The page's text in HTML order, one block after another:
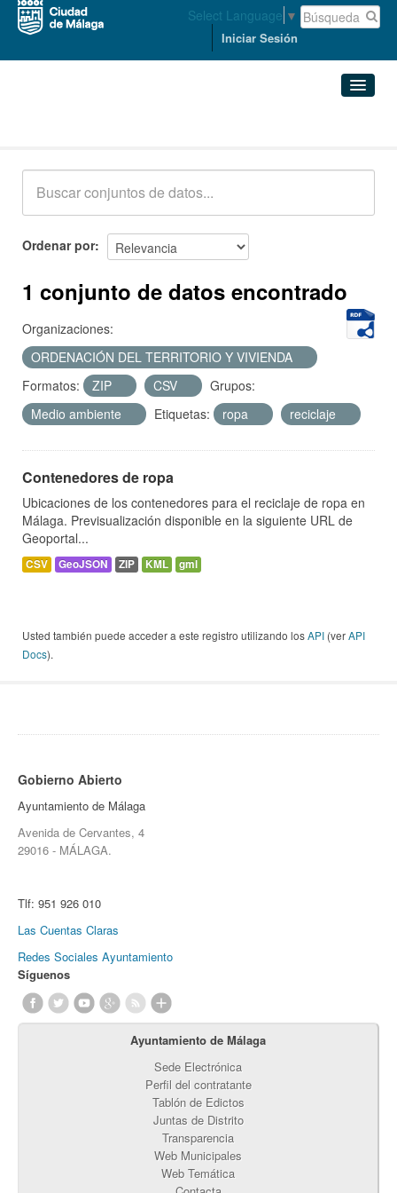
Select Language ▼
Iniciar Sesión
Acerca de
Ordenar por
1 conjunto de datos encontrado
Organizaciones:
ORDENACIÓN DEL TERRITORIO Y VIVIENDA
Formatos:
ZIP CSV
Grupos:
Medio ambiente
Etiquetas: ropa reciclaje
Contenedores de ropa
Ubicaciones de los contenedores para el reciclaje de ropa en
Málaga. Previsualización disponible en la siguiente URL de
Geoportal...
CSV GeoJSON ZIP KML gml
Usted también puede acceder a este registro utilizando losAPI (verAPI
Docs).
Gobierno Abierto
Ayuntamiento de Málaga
Avenida de Cervantes, 4
29016 - MÁLAGA.
Tlf: 951 926 010
Las Cuentas Claras
Redes Sociales Ayuntamiento
Síguenos
Ayuntamiento de Málaga
Sede Electrónica
Perfil del contratante
Tablón de Edictos
Juntas de Distrito
Transparencia
Web Municipales
Web Temática